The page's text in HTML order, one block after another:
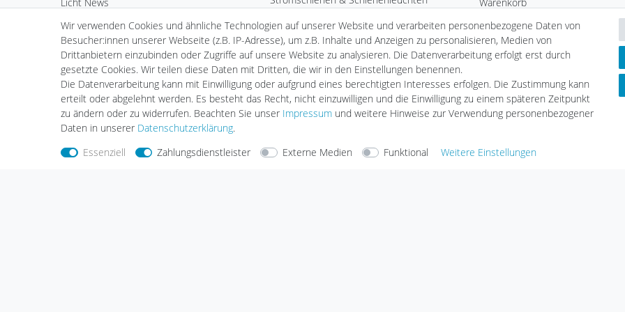
Licht News
Kardan Ein- & Aufbauleuchten
Wand- & Deckeneinbauleuchten
Standard Einbauleuchten
Standard Aufbauleuchten
Serie Webspace
Scheinwerfer & Messebeleuchtung
Hallenleuchten
Deko & Heim
Außenleuchten
Standard Leuchtmittel
LED Leuchtmittel
Fortimo LED
Vorschaltgeräte
Zubehör
Warenkorb
Wunschliste
Informationen
Zahlungsarten
Versandarten & -kosten
Umwelt & Entsorgung
Nehmen SieKontakt mit uns auf Zahlungsarten Versandarten
Wir verwenden Cookies und ähnliche Technologien auf unserer Website und verarbeiten personenbezogene Daten von
Besucher:innen unserer Webseite (z.B. IP-Adresse), um z.B. Inhalte und Anzeigen zu personalisieren, Medien von
Drittanbietern einzubinden oder Zugriffe auf unsere Website zu analysieren. Die Datenverarbeitung erfolgt erst durch
gesetzte Cookies. Wir teilen diese Daten mit Dritten, die wir in den Einstellungen benennen.
Die Datenverarbeitung kann mit Einwilligung oder aufgrund eines berechtigten Interesses erfolgen. Die Zustimmung kann
erteilt oder abgelehnt werden. Es besteht das Recht, nicht einzuwilligen und die Einwilligung zu einem späteren Zeitpunkt
zu ändern oder zu widerrufen. Beachten Sie unser Impressum und weitere Hinweise zur Verwendung personenbezogener
Daten in unserer Daten­schutz­erklärung.
Essenziell
Zahlungsdienstleister Externe Medien Funktional Weitere Einstellungen